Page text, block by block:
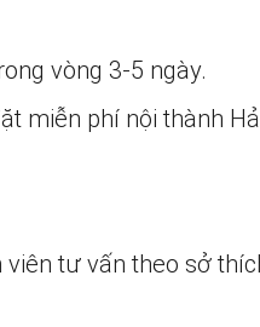
vòng 3-5 ngày.
miễn phí nội thành
tư vấn theo sở